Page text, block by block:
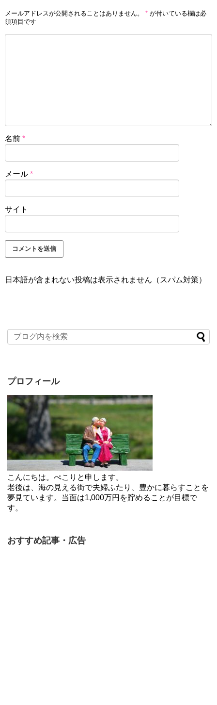
メールアドレスが公開されることはありません。 * が付いている欄は必
須項目です
名前 *
メール *
サイト
日本語が含まれない投稿は表示されません（スパム対策）
プロフィール
こんにちは。ぺこりと申します。
老後は、海の見える街で夫婦ふたり、豊かに暮らすことを
夢見ています。当面は1,000万円を貯めることが目標で
す。
おすすめ記事・広告